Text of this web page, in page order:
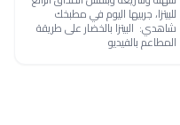
للبيتزا، جربيها اليوم في مطبخك
شاهدي: البيتزا بالخضار على طريقة
المطاعم بالفيديو